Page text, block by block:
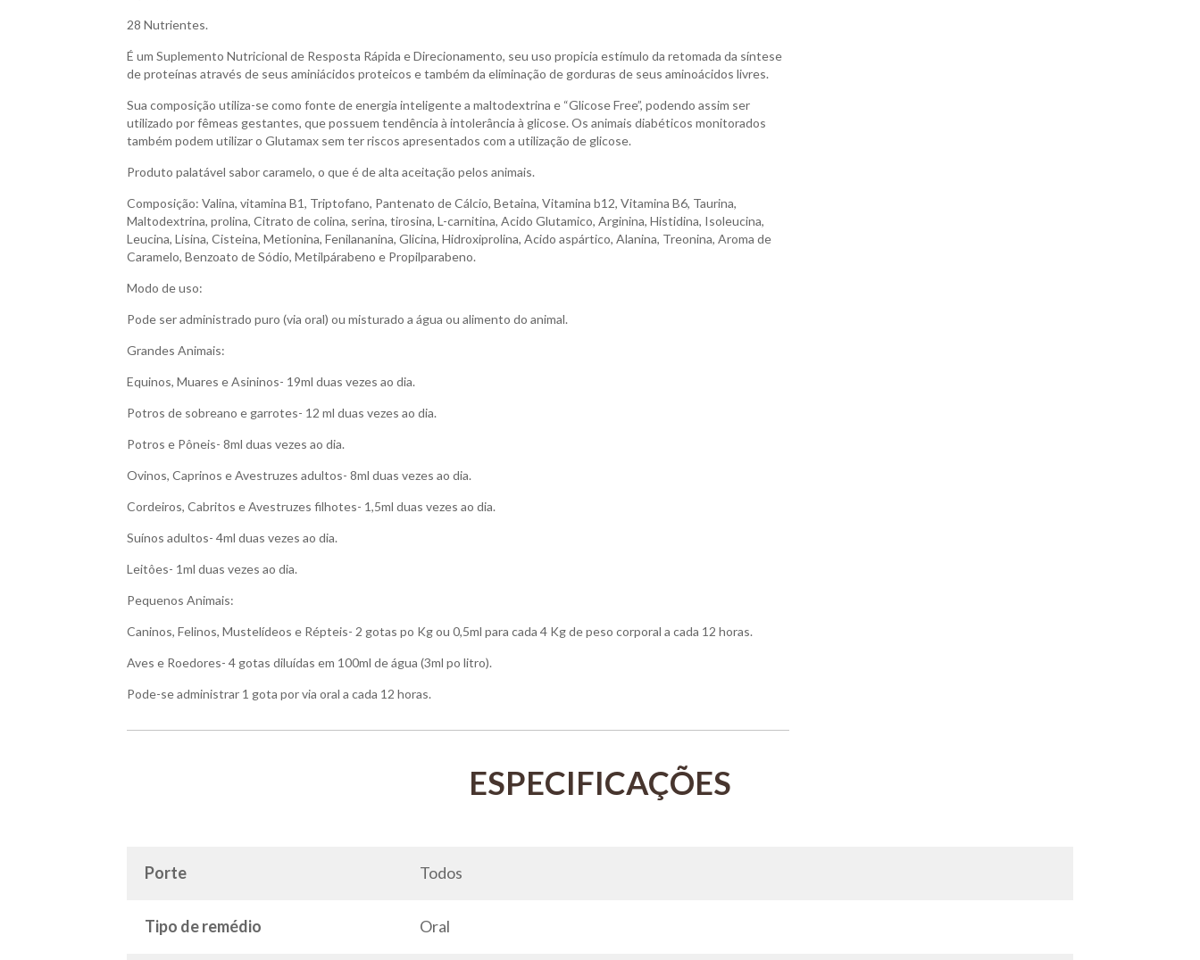
28 Nutrientes.
É um Suplemento Nutricional de Resposta Rápida e Direcionamento, seu uso propicia estímulo da retomada da síntese
de proteínas através de seus aminiácidos proteicos e também da eliminação de gorduras de seus aminoácidos livres.
Sua composição utiliza-se como fonte de energia inteligente a maltodextrina e “Glicose Free”, podendo assim ser
utilizado por fêmeas gestantes, que possuem tendência à intolerância à glicose. Os animais diabéticos monitorados
também podem utilizar o Glutamax sem ter riscos apresentados com a utilização de glicose.
Produto palatável sabor caramelo, o que é de alta aceitação pelos animais.
Composição: Valina, vitamina B1, Triptofano, Pantenato de Cálcio, Betaina, Vitamina b12, Vitamina B6, Taurina,
Maltodextrina, prolina, Citrato de colina, serina, tirosina, L-carnitina, Acido Glutamico, Arginina, Histidina, Isoleucina,
Leucina, Lisina, Cisteina, Metionina, Fenilananina, Glicina, Hidroxiprolina, Acido aspártico, Alanina, Treonina, Aroma de
Caramelo, Benzoato de Sódio, Metilpárabeno e Propilparabeno.
Modo de uso:
Pode ser administrado puro (via oral) ou misturado a água ou alimento do animal.
Grandes Animais:
Equinos, Muares e Asininos- 19ml duas vezes ao dia.
Potros de sobreano e garrotes- 12 ml duas vezes ao dia.
Potros e Pôneis- 8ml duas vezes ao dia.
Ovinos, Caprinos e Avestruzes adultos- 8ml duas vezes ao dia.
Cordeiros, Cabritos e Avestruzes filhotes- 1,5ml duas vezes ao dia.
Suínos adultos- 4ml duas vezes ao dia.
Leitôes- 1ml duas vezes ao dia.
Pequenos Animais:
Caninos, Felinos, Mustelídeos e Répteis- 2 gotas po Kg ou 0,5ml para cada 4 Kg de peso corporal a cada 12 horas.
Aves e Roedores- 4 gotas diluídas em 100ml de água (3ml po litro).
Pode-se administrar 1 gota por via oral a cada 12 horas.
Porte Todos
Tipo de remédio Oral